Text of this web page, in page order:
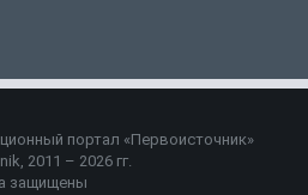
портал «Первоисточник»
2011 – 2026 гг.
защищены